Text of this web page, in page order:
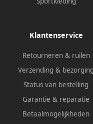
Klantenservice
Retourneren & ruilen
Verzending & bezorging
Status van bestelling
Garantie & reparatie
Betaalmogelijkheden